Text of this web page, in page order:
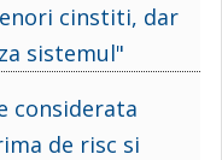
cinstiti, dar
sistemul"
considerata
de risc si